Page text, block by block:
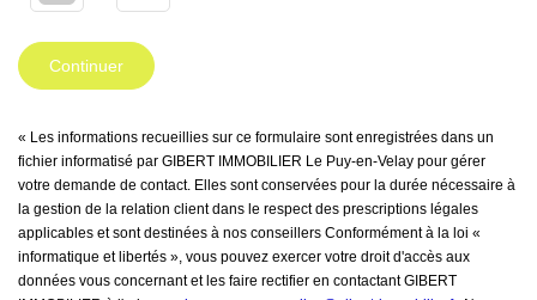
Continuer
« Les informations recueillies sur ce formulaire sont enregistrées dans un
fichier informatisé par GIBERT IMMOBILIER Le Puy-en-Velay pour gérer
votre demande de contact. Elles sont conservées pour la durée nécessaire à
la gestion de la relation client dans le respect des prescriptions légales
applicables et sont destinées à nos conseillers Conformément à la loi «
informatique et libertés », vous pouvez exercer votre droit d'accès aux
données vous concernant et les faire rectifier en contactant GIBERT